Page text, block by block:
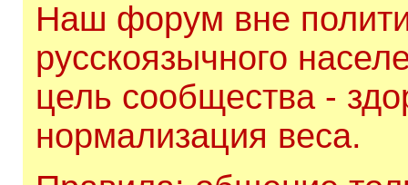
Наш форум вне
русскоязычного
цель сообщества -
нормализация веса.